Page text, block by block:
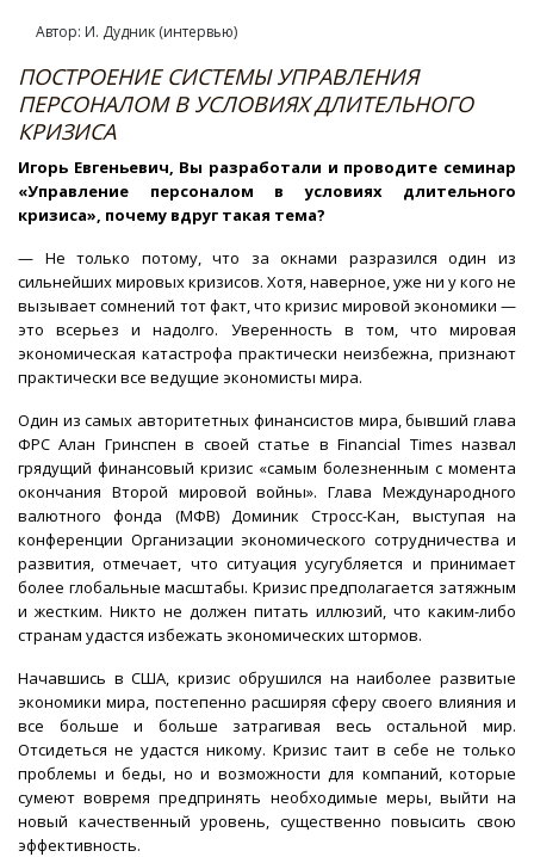
Автор: И. Дудник (интервью)
ПОСТРОЕНИЕ СИСТЕМЫ УПРАВЛЕНИЯ
ПЕРСОНАЛОМ В УСЛОВИЯХ ДЛИТЕЛЬНОГО
КРИЗИСА
Игорь Евгеньевич, Вы разработали и проводите семинар
«Управление персоналом в условиях длительного
кризиса», почему вдруг такая тема?
— Не только потому, что за окнами разразился один из
сильнейших мировых кризисов. Хотя, наверное, уже ни у кого не
вызывает сомнений тот факт, что кризис мировой экономики —
это всерьез и надолго. Уверенность в том, что мировая
экономическая катастрофа практически неизбежна, признают
практически все ведущие экономисты мира.
Один из самых авторитетных финансистов мира, бывший глава
ФРC Алан Гринспен в своей статье в Financial Times назвал
грядущий финансовый кризис «самым болезненным с момента
окончания Второй мировой войны». Глава Международного
валютного фонда (МФВ) Доминик Стросс-Кан, выступая на
конференции Организации экономического сотрудничества и
развития, отмечает, что ситуация усугубляется и принимает
более глобальные масштабы. Кризис предполагается затяжным
и жестким. Никто не должен питать иллюзий, что каким-либо
странам удастся избежать экономических штормов.
Начавшись в США, кризис обрушился на наиболее развитые
экономики мира, постепенно расширяя сферу своего влияния и
все больше и больше затрагивая весь остальной мир.
Отсидеться не удастся никому. Кризис таит в себе не только
проблемы и беды, но и возможности для компаний, которые
сумеют вовремя предпринять необходимые меры, выйти на
новый качественный уровень, существенно повысить свою
эффективность.